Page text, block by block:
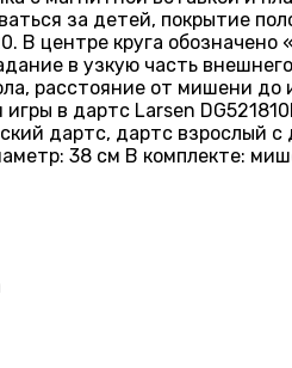
за детей, покрытие
В центре круга обозначено
в узкую часть
расстояние от мишени
в дартс Larsen
дартс, дартс взрослый
38 см В комплекте: